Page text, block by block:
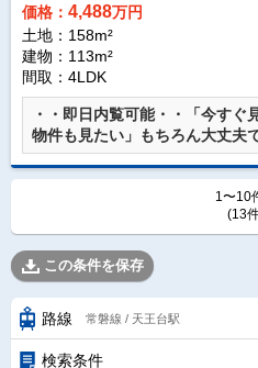
価格： 4,488万円
土地：158m²
建物：113m²
間取：4LDK
・・即日内覧可能・・「今すぐ
物件も見たい」もちろん大丈夫
1〜10
(13
この条件を保存
路線 常磐線 / 天王台駅
検索条件